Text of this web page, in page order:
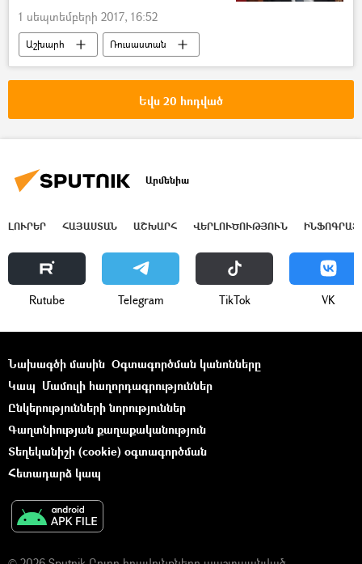
1 սեպտեմբերի 2017, 16:52
Աշխարհ Ռուսաստան
Եվս 20 հոդված
Արմենիա
ԼՈՒՐԵՐ ՀԱՅԱՍՏԱՆ ԱՇԽԱՐՀ ՎԵՐԼՈՒԾՈՒԹՅՈՒՆ
Rutube Telegram ТikТоk VK
Նախագծի մասին Օգտագործման կանոնները
Կապ Մամուլի հաղորդագրություններ
Ընկերությունների նորություններ
Գաղտնիության քաղաքականություն
Տեղեկանիշի (cookie) օգտագործման
Հետադարձ կապ